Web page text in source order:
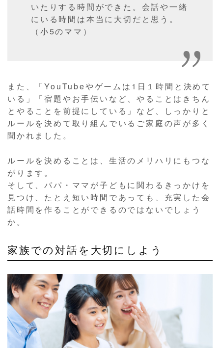
いたりする時間ができた。会話や一緒
にいる時間は本当に大切だと思う。
（小5のママ）
また、「YouTubeやゲームは1日１時間と決めて
いる」「宿題やお手伝いなど、やることはきちん
とやることを前提にしている」など、しっかりと
ルールを決めて取り組んでいるご家庭の声が多く
聞かれました。
ルールを決めることは、生活のメリハリにもつな
がります。
そして、パパ・ママが子どもに関わるきっかけを
見つけ、たとえ短い時間であっても、充実した会
話時間を作ることができるのではないでしょう
か。
家族での対話を大切にしよう